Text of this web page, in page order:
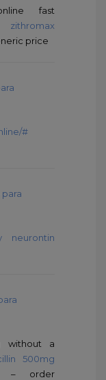
fast
zithromax
price
#
neurontin
without a
500mg
– order